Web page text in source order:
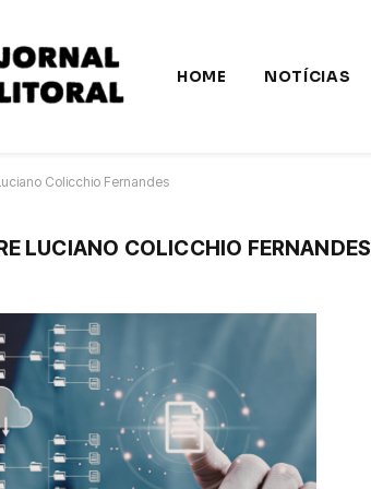
HOME NOTÍCIAS
Colicchio Fernandes
LUCIANO COLICCHIO FERNANDES